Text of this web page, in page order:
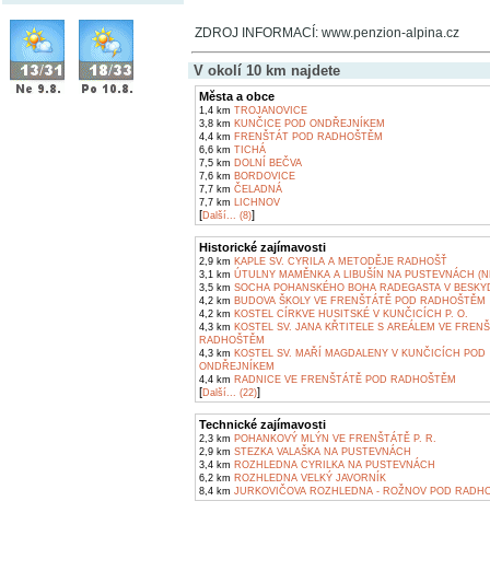
ZDROJ INFORMACÍ: www.penzion-alpina.cz
V okolí 10 km najdete
Města a obce
1,4 km TROJANOVICE
3,8 km KUNČICE POD ONDŘEJNÍKEM
4,4 km FRENŠTÁT POD RADHOŠTĚM
6,6 km TICHÁ
7,5 km DOLNÍ BEČVA
7,6 km BORDOVICE
7,7 km ČELADNÁ
7,7 km LICHNOV
[Další... (8)]
Historické zajímavosti
2,9 km KAPLE SV. CYRILA A METODĚJE RADHOŠŤ
3,1 km ÚTULNY MAMĚNKA A LIBUŠÍN NA PUSTEVNÁCH
3,5 km SOCHA POHANSKÉHO BOHA RADEGASTA V
4,2 km BUDOVA ŠKOLY VE FRENŠTÁTĚ POD RADHOŠTĚM
4,2 km KOSTEL CÍRKVE HUSITSKÉ V KUNČICÍCH P. O.
4,3 km KOSTEL SV. JANA KŘTITELE S AREÁLEM VE
RADHOŠTĚM
4,3 km KOSTEL SV. MAŘÍ MAGDALENY V KUNČICÍCH POD
ONDŘEJNÍKEM
4,4 km RADNICE VE FRENŠTÁTĚ POD RADHOŠTĚM
[Další... (22)]
Technické zajímavosti
2,3 km POHANKOVÝ MLÝN VE FRENŠTÁTĚ P. R.
2,9 km STEZKA VALAŠKA NA PUSTEVNÁCH
3,4 km ROZHLEDNA CYRILKA NA PUSTEVNÁCH
6,2 km ROZHLEDNA VELKÝ JAVORNÍK
8,4 km JURKOVIČOVA ROZHLEDNA - ROŽNOV POD